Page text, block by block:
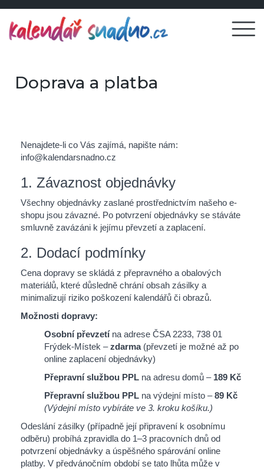
Doprava a platba
Nenajdete-li co Vás zajímá, napište nám:
info@kalendarsnadno.cz
1. Závaznost objednávky
Všechny objednávky zaslané prostřednictvím našeho e-
shopu jsou závazné. Po potvrzení objednávky se stáváte
smluvně zavázáni k jejímu převzetí a zaplacení.
2. Dodací podmínky
Cena dopravy se skládá z přepravného a obalových
materiálů, které důsledně chrání obsah zásilky a
minimalizují riziko poškození kalendářů či obrazů.
Možnosti dopravy:
Osobní převzetína adrese ČSA 2233, 738 01
Frýdek-Místek –zdarma(převzetí je možné až po
online zaplacení objednávky)
Přepravní službou PPL na adresu domů – 189 Kč
Přepravní službou PPL na výdejní místo –89 Kč
(Výdejní místo vybíráte ve 3. kroku košíku.)
Odeslání zásilky (případně její připravení k osobnímu
odběru) probíhá zpravidla do 1–3 pracovních dnů od
potvrzení objednávky a úspěšného spárování online
platby. V předvánočním období se tato lhůta může v